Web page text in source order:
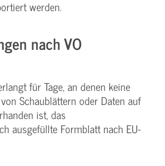
werden.
nach VO
für Tage, an denen keine
Schaublättern oder Daten auf
ist, das
ausgefüllte Formblatt nach EU-